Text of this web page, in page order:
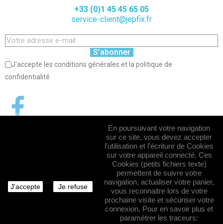
+33 (0)1 45 45 65 05
service-client@jepfix.fr
S’abonner
J'accepte les conditions générales et la politique de
confidentialité
J'accepte Je refuse
En poursuivant votre navigation
sur ce site, vous devez accepter
l’utilisation et l'écriture de Cookies
sur votre appareil connecté. Ces
Cookies (petits fichiers texte)
permettent de suivre votre
navigation, actualiser votre panier,
vous reconnaitre lors de votre
prochaine visite et sécuriser votre
connexion. Pour en savoir plus et
paramétrer les traceurs: